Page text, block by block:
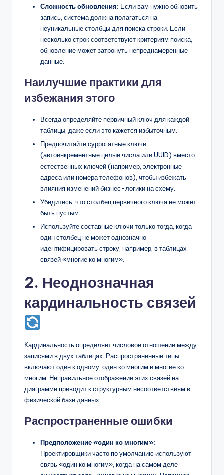
Сложность обновления: Если вам нужно обновить
запись, система должна полагаться на
неуникальные столбцы для поиска строки. Если
несколько строк соответствуют критериям поиска,
обновление может затронуть непреднамеренные
данные.
Наилучшие практики для
избежания этого
Всегда определяйте первичный ключ для каждой
таблицы, даже если это кажется избыточным.
Предпочитайте суррогатные ключи
(автоинкрементные целые числа или UUID) вместо
естественных ключей (например, электронные
адреса или номера телефонов), чтобы избежать
влияния изменений бизнес-логики на схему.
Убедитесь, что столбец первичного ключа не может
быть пустым.
Используйте составные ключи только тогда, когда
один столбец не может однозначно
идентифицировать строку, например, в таблицах
связей «многие ко многим».
2. Неоднозначная
кардинальность связей
Кардинальность определяет числовое отношение между
записями в двух таблицах. Распространенные типы
включают один к одному, один ко многим и многие ко
многим. Неправильное отображение этих связей на
диаграмме приводит к структурным несоответствиям в
физической базе данных.
Распространенные ошибки
Предположение «один ко многим»:
Проектировщики часто по умолчанию используют
связь «один ко многим», когда на самом деле